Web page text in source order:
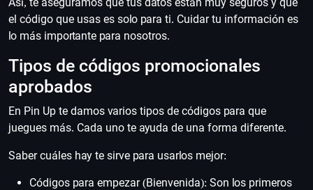
el código que usas es solo para ti. Cuidar tu información es
lo más importante para nosotros.
Tipos de códigos promocionales
aprobados
En Pin Up te damos varios tipos de códigos para que
juegues más. Cada uno te ayuda de una forma diferente.
Saber cuáles hay te sirve para usarlos mejor:
Códigos para empezar (Bienvenida): Son los primeros